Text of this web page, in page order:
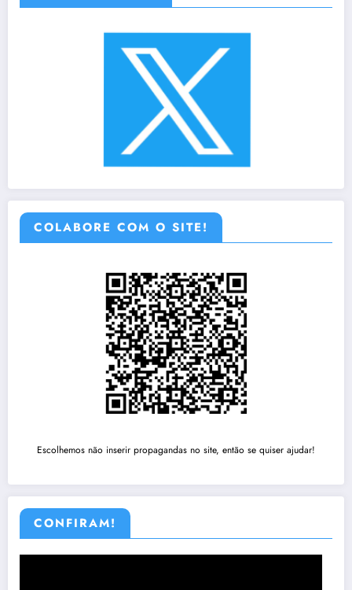
COLABORE COM O SITE!
Escolhemos não inserir propagandas no site, então se quiser ajudar!
CONFIRAM!